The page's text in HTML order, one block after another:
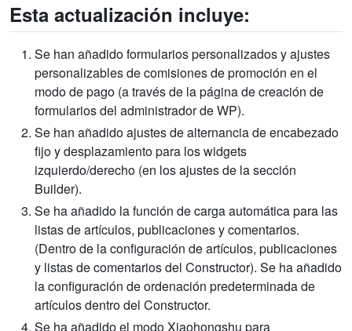
Esta actualización incluye:
Se han añadido formularios personalizados y ajustes
personalizables de comisiones de promoción en el
modo de pago (a través de la página de creación de
formularios del administrador de WP).
Se han añadido ajustes de alternancia de encabezado
fijo y desplazamiento para los widgets
izquierdo/derecho (en los ajustes de la sección
Builder).
Se ha añadido la función de carga automática para las
listas de artículos, publicaciones y comentarios.
(Dentro de la configuración de artículos, publicaciones
y listas de comentarios del Constructor). Se ha añadido
la configuración de ordenación predeterminada de
artículos dentro del Constructor.
Se ha añadido el modo Xiaohongshu para